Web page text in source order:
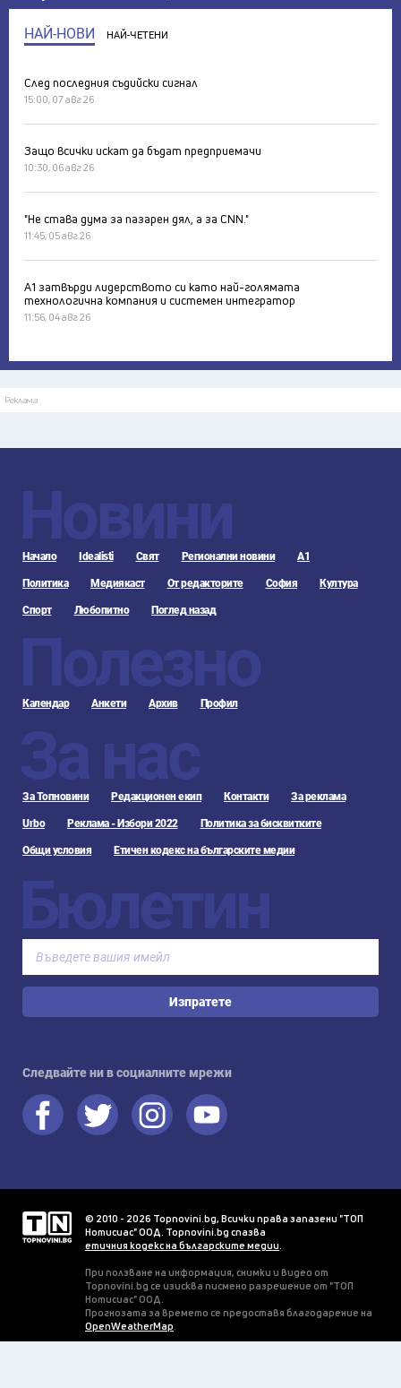
НАЙ-НОВИ НАЙ-ЧЕТЕНИ
След последния съдийски сигнал
15:00, 07 авг 26
Защо всички искат да бъдат предприемачи
10:30, 06 авг 26
"Не става дума за пазарен дял, а за CNN."
11:45, 05 авг 26
А1 затвърди лидерството си като най-голямата
технологична компания и системен интегратор
11:56, 04 авг 26
Реклама
Новини
Начало Idealisti Свят Регионални новини А1
Политика Медиякаст От редакторите София Култура
Спорт Любопитно Поглед назад
Полезно
Календар Анкети Архив Профил
За нас
За Топновини Редакционен екип Контакти За реклама
Urbo Реклама - Избори 2022 Политика за бисквитките
Общи условия Етичен кодекс на българските медии
Бюлетин
Изпратете
Следвайте ни в социалните мрежи
© 2010 - 2026 Topnovini.bg, Всички права запазени "ТОП
Нотисиас" ООД. Topnovini.bg спазва
етичния кодекс на българските медии
При ползване на информация, снимки и видео от
Topnovini.bg се изисква писмено разрешение от "ТОП
Нотисиас" ООД.
Прогнозата за времето се предоставя благодарение на
OpenWeatherMap